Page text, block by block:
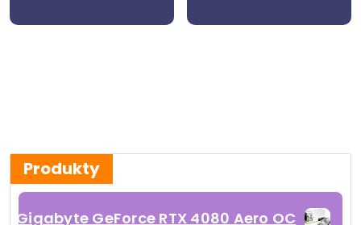
225530
Produkty
Gigabyte GeForce RTX 4080 Aero OC